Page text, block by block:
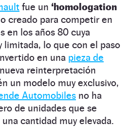
fue un ‘homologation
creado para competir en
en los años 80 cuya
limitada, lo que con el paso
en una pieza de
reinterpretación
un modelo muy exclusivo,
Automobiles no ha
de unidades que se
cantidad muy elevada.